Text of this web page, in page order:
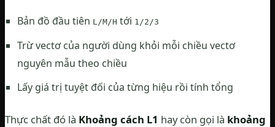
Bản đồ đầu tiên L/M/H tới 1/2/3
Trừ vectơ của người dùng khỏi mỗi chiều vectơ
nguyên mẫu theo chiều
Lấy giá trị tuyệt đối của từng hiệu rồi tính tổng
Thực chất đó là Khoảng cách L1 hay còn gọi là khoảng